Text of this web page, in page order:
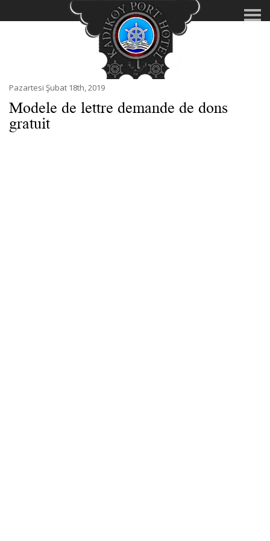
Pazartesi Şubat 18th, 2019
Modele de lettre demande de dons
gratuit